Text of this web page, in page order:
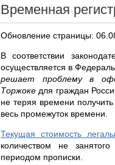
Временная
Обновление страницы:
В соответствии
осуществляется в
решает проблему в
Торжоке для граждан
не теряя времени
весь промежуток времени.
Текущая стоимость
количеством не
периодом прописки.